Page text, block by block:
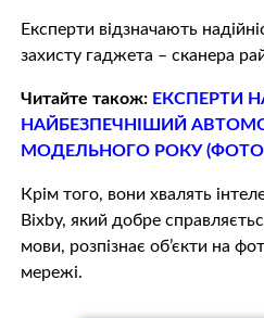
Експерти відзначають
захисту гаджета – сканера
Читайте також: ЕКСПЕРТИ
НАЙБEЗПEЧНIШИЙ
МОДЕЛЬНОГО РОКУ
Крім того, вони хвалять
Bixby, який добре
мови, розпізнає об’єкти на
мережі.